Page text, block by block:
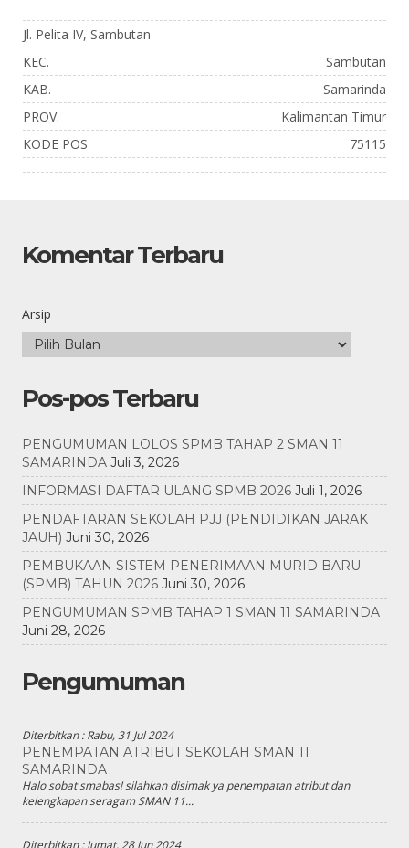
Jl. Pelita IV, Sambutan
KEC.
Sambutan
KAB.
Samarinda
PROV.
Kalimantan Timur
KODE POS
75115
Komentar Terbaru
Arsip
Pos-pos Terbaru
PENGUMUMAN LOLOS SPMB TAHAP 2 SMAN 11
SAMARINDA Juli 3, 2026
INFORMASI DAFTAR ULANG SPMB 2026 Juli 1, 2026
PENDAFTARAN SEKOLAH PJJ (PENDIDIKAN JARAK
JAUH) Juni 30, 2026
PEMBUKAAN SISTEM PENERIMAAN MURID BARU
(SPMB) TAHUN 2026 Juni 30, 2026
PENGUMUMAN SPMB TAHAP 1 SMAN 11 SAMARINDA
Juni 28, 2026
Pengumuman
Diterbitkan :Rabu, 31 Jul 2024
PENEMPATAN ATRIBUT SEKOLAH SMAN 11
SAMARINDA
Halo sobat smabas! silahkan disimak ya penempatan atribut dan
kelengkapan seragam SMAN 11...
Diterbitkan :Jumat, 28 Jun 2024